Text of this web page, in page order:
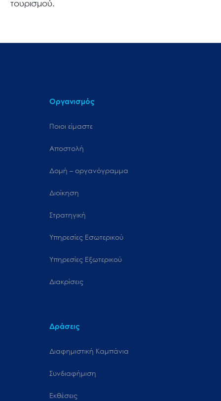
τουρισμού.
Οργανισμός
Ποιοι είμαστε
Αποστολή
Δομή – οργανόγραμμα
Διοίκηση
Στρατηγική
Υπηρεσίες Εσωτερικού
Υπηρεσίες Εξωτερικού
Διακρίσεις
Δράσεις
Διαφημιστική Καμπάνια
Συνδιαφήμιση
Εκθέσεις